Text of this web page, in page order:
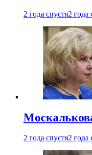
2 года спустя2 года
2 года спустя2 года